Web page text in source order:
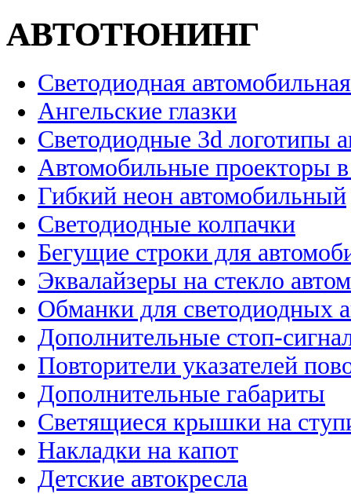
АВТОТЮНИНГ
Светодиодная
Ангельские глазки
Светодиодные 3d логотипы
Автомобильные проекторы
Гибкий неон автомобильный
Светодиодные колпачки
Бегущие строки для
Эквалайзеры на стекло
Обманки для светодиодных
Дополнительные стоп-
Повторители указателей
Дополнительные габариты
Светящиеся крышки на
Накладки на капот
Детские автокресла